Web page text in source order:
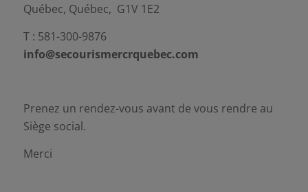
Québec, Québec, G1V 1E2
T : 581-300-9876
info@secourismercrquebec.com
Prenez un rendez-vous avant de vous rendre au
Siège social.
Merci